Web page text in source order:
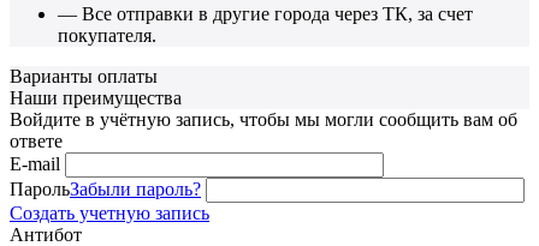
— Все отправки в другие города через ТК, за счет
покупателя.
Варианты оплаты
Наши преимущества
Войдите в учётную запись, чтобы мы могли сообщить вам об
ответе
E-mail
ПарольЗабыли пароль?
Создать учетную запись
Антибот